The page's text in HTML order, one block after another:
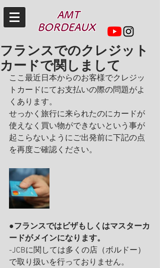
AMT
BORDEAUX
フランスでのクレジット
カードで関しまして
ここ最近日本からのお客様でクレジッ
トカードにてお支払いの際の問題がよ
くあります。
せっかく旅行に来られたのにカードが
使えなく買い物ができないという事が
起こらないようにご出発前に下記の点
を再度ご確認ください。
●フランスではビザもしくはマスターカ
ードがメインになります。
-JCBに関しては多くの店（ボルドー）
で取り扱いを行っておりません。